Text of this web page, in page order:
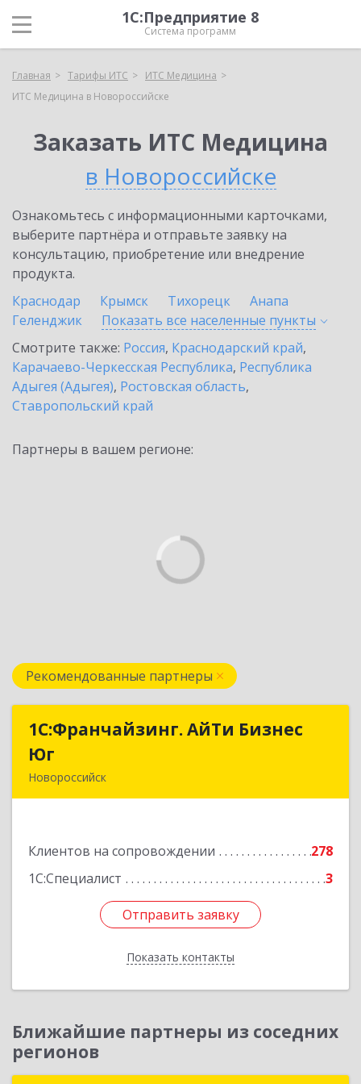
1С:Предприятие 8
Система программ
Главная Тарифы ИТС
ИТС Медицина
ИТС Медицина в Новороссийске
Заказать ИТС Медицина
в Новороссийске
Ознакомьтесь с информационными карточками,
выберите партнёра и отправьте заявку на
консультацию, приобретение или внедрение
продукта.
Краснодар
Крымск Тихорецк
Анапа
Геленджик
Показать все населенные пункты
Смотрите также: Россия, Краснодарский край,
Карачаево-Черкесская Республика, Республика
Адыгея (Адыгея), Ростовская область,
Ставропольский край
Партнеры в вашем регионе:
Рекомендованные партнеры
1С:Франчайзинг. АйТи Бизнес
Юг
Новороссийск
Клиентов на сопровождении
278
1С:Специалист
3
Отправить заявку
Показать контакты
1С:Франчайзинг. АйТи Бизнес
Подробнее
Отправить заявку
Назад
Ближайшие партнеры из соседних
регионов